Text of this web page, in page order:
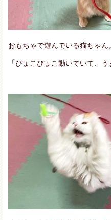
おもちゃで遊んでいる猫ちゃん。
「ぴょこぴょこ動いていて、